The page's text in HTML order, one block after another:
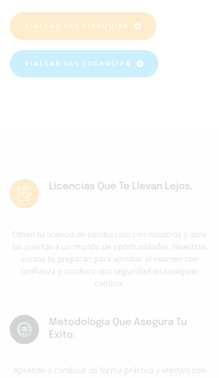
VIALCAR SAS ZIPAQUIRÁ
VIALCAR SAS TOCANCIPA
Licencias Que Te Llevan Lejos.
Obtén tu licencia de conducción con nosotros y abre
las puertas a un mundo de oportunidades. Nuestros
cursos te preparan para aprobar el examen con
confianza y conducir con seguridad en cualquier
camino.
Metodología Que Asegura Tu
Éxito.
Aprende a conducir de forma práctica y efectiva con